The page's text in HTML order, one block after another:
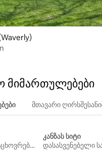
მიმართულებები
მთავარი
დასასვენებელი საცხოვრებლები
კანზას სიტი